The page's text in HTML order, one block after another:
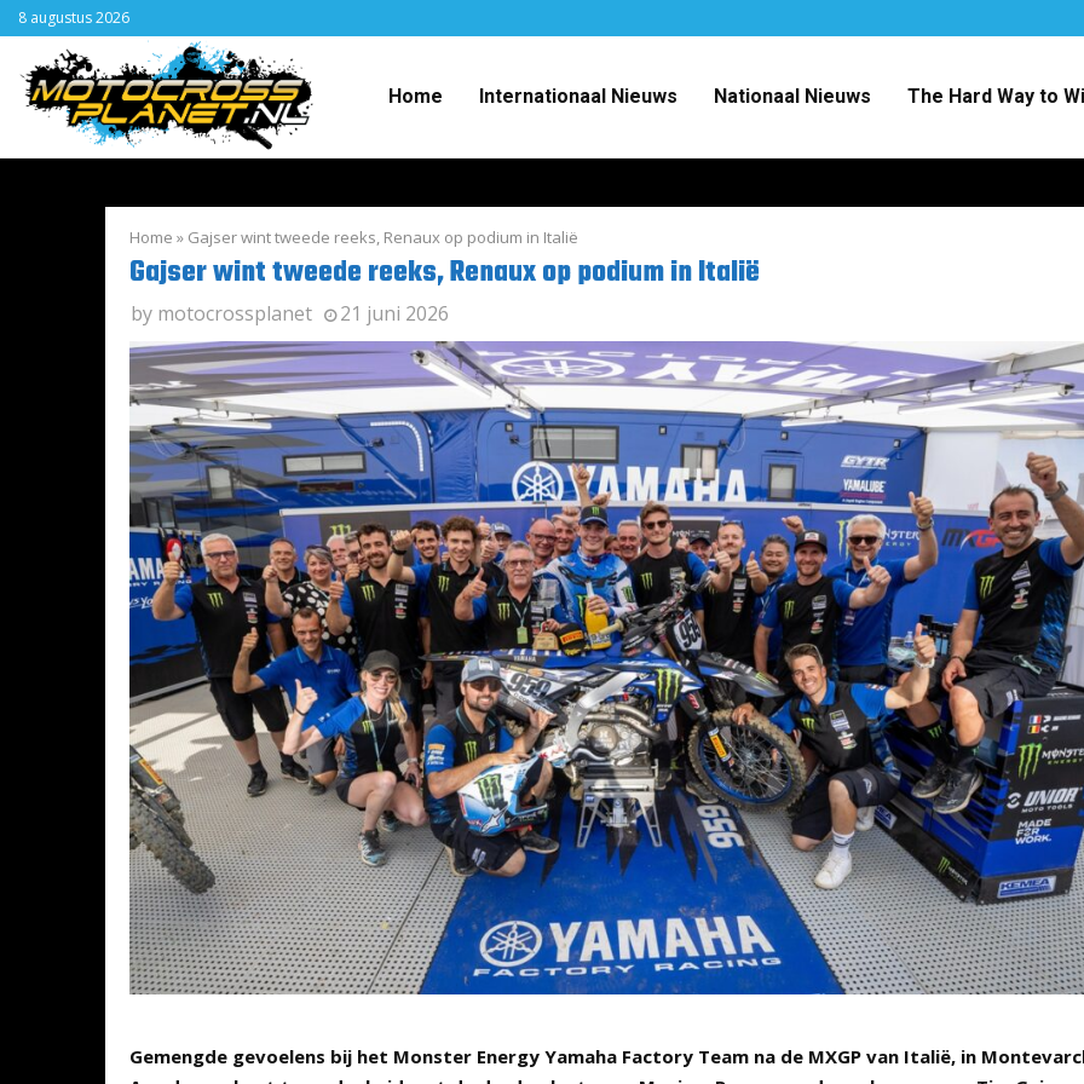
8 augustus 2026
Home Internationaal Nieuws Nationaal Nieuws The Hard Way to
Home » Gajser wint tweede reeks, Renaux op podium in Italië
Gajser wint tweede reeks, Renaux op podium in Italië
by motocrossplanet 21 juni 2026
Gemengde gevoelens bij het Monster Energy Yamaha Factory Team na de MXGP van Italië, in